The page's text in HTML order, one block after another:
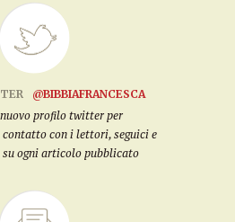
@BIBBIAFRANCESCA
profilo twitter per
con i lettori, seguici e
ogni articolo pubblicato